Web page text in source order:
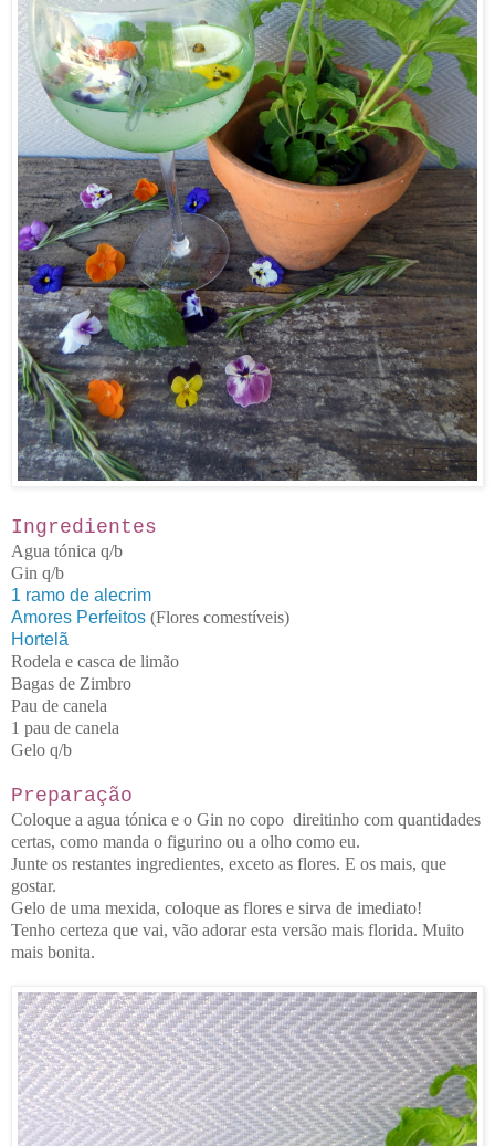
Ingredientes
Agua tónica q/b
Gin q/b
1 ramo de alecrim
Amores Perfeitos (Flores comestíveis)
Hortelã
Rodela e casca de limão
Bagas de Zimbro
Pau de canela
1 pau de canela
Gelo q/b
Preparação
Coloque a agua tónica e o Gin no copo direitinho com quantidades
certas, como manda o figurino ou a olho como eu.
Junte os restantes ingredientes, exceto as flores. E os mais, que
gostar.
Gelo de uma mexida, coloque as flores e sirva de imediato!
Tenho certeza que vai, vão adorar esta versão mais florida. Muito
mais bonita.